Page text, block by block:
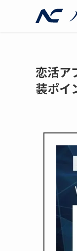
恋活ア
装ポイ